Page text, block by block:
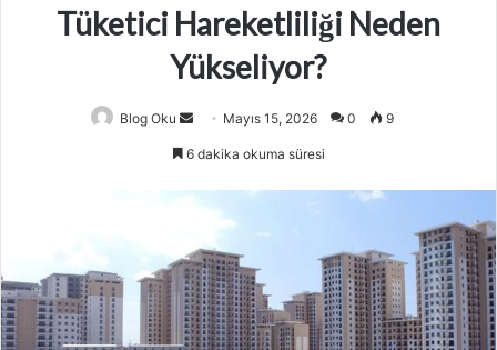
Tüketici Hareketliliği Neden
Yükseliyor?
Blog Oku
B
i
p
o
s
t
Mayıs 15, 2026 0 9
6 dakika okuma süresi